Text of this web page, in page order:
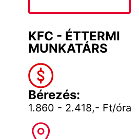
KFC - ÉTTERMI
MUNKATÁRS
Bérezés:
1.860 - 2.418,- Ft/óra